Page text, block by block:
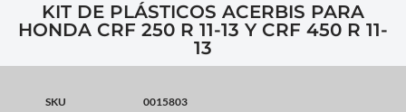
KIT DE PLÁSTICOS ACERBIS PARA
HONDA CRF 250 R 11-13 Y CRF 450 R 11-
13
SKU
0015803